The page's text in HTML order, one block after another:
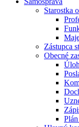
Starostka
Zástupca
Obecné